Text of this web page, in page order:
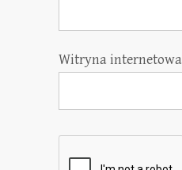
Witryna internetowa